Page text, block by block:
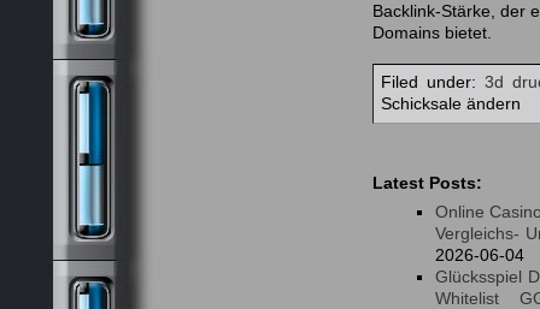
Backlink-Stärke, der
Domains bietet.
Filed under: 3d
Schicksale ändern
Latest Posts:
Online
Vergleichs-
2026-06-04
Glücksspiel
Whitelist